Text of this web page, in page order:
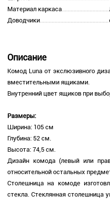
Материал каркаса
Доводчики
Описание
Комод Luna от экслюзивного
вместительными ящиками.
Внутренний цвет ящиков при
Размеры:
Ширина: 105 см
Глубина: 52 см.
Высота: 74,5 см.
Дизайн комода (левый или
относительной остальных
Столешница на комоде
стекла. Стеклянная столешница